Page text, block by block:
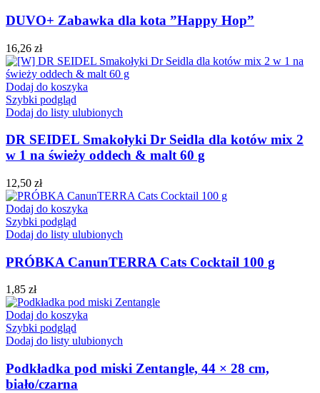
DUVO+ Zabawka dla kota ”Happy Hop”
16,26 zł
Dodaj do koszyka
Szybki podgląd
Dodaj do listy ulubionych
DR SEIDEL Smakołyki Dr Seidla dla kotów mix 2
w 1 na świeży oddech & malt 60 g
12,50 zł
Dodaj do koszyka
Szybki podgląd
Dodaj do listy ulubionych
PRÓBKA CanunTERRA Cats Cocktail 100 g
1,85 zł
Dodaj do koszyka
Szybki podgląd
Dodaj do listy ulubionych
Podkładka pod miski Zentangle, 44 × 28 cm,
biało/czarna